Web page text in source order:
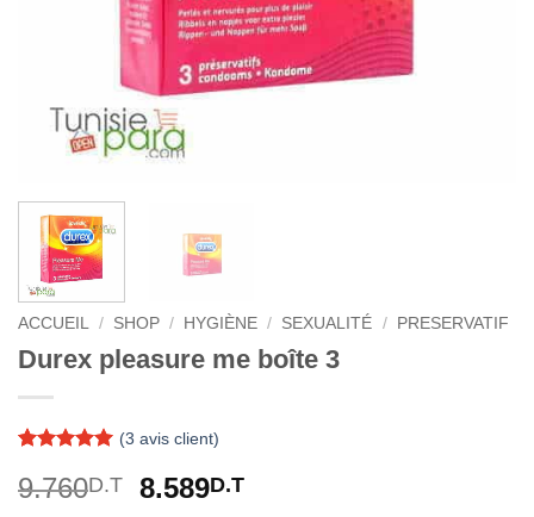
ACCUEIL / SHOP / HYGIÈNE / SEXUALITÉ / PRESERVATIF
Durex pleasure me boîte 3
5 basé sur
notations
(3 avis client)
9.760D.T
Le
8.589D.TLe